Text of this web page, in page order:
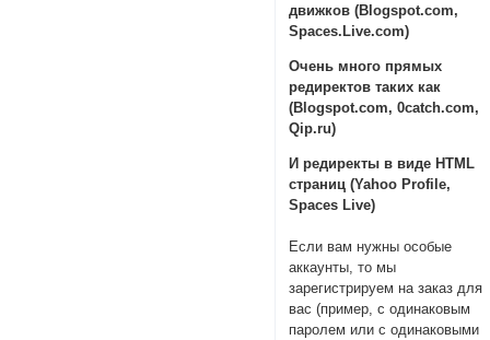
движков (Blogspot.com,
Spaces.Live.com)
Очень много прямых
редиректов таких как
(Blogspot.com, 0catch.com,
Qip.ru)
И редиректы в виде HTML
страниц (Yahoo Profile,
Spaces Live)
Если вам нужны особые
аккаунты, то мы
зарегистрируем на заказ для
вас (пример, с одинаковым
паролем или с одинаковыми